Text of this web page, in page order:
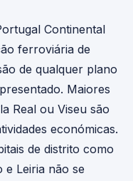
Continental
ferroviária de
de qualquer plano
Maiores
Real ou Viseu são
económicas.
de distrito como
e Leiria não se